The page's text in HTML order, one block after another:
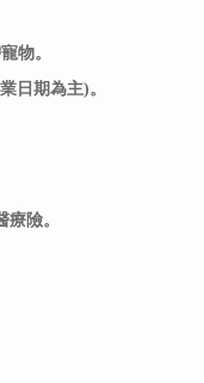
物。
日期為主)。
險。